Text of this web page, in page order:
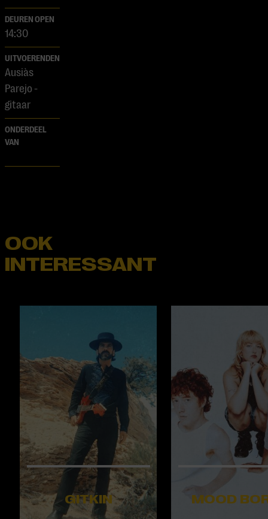
DEUREN OPEN
14:30
UITVOERENDEN
Ausiàs
Parejo -
gitaar
ONDERDEEL
VAN
OOK
INTERESSANT
GITKIN MOOD